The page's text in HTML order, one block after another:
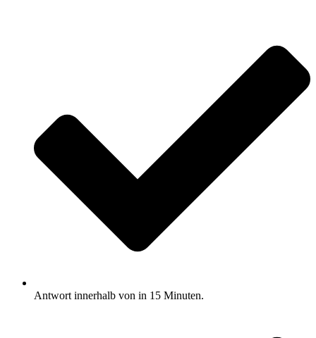
Antwort innerhalb von in 15 Minuten.